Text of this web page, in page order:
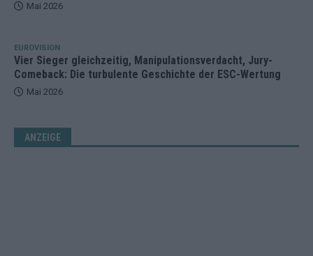
Mai 2026
EUROVISION
Vier Sieger gleichzeitig, Manipulationsverdacht, Jury-
Comeback: Die turbulente Geschichte der ESC-Wertung
Mai 2026
ANZEIGE